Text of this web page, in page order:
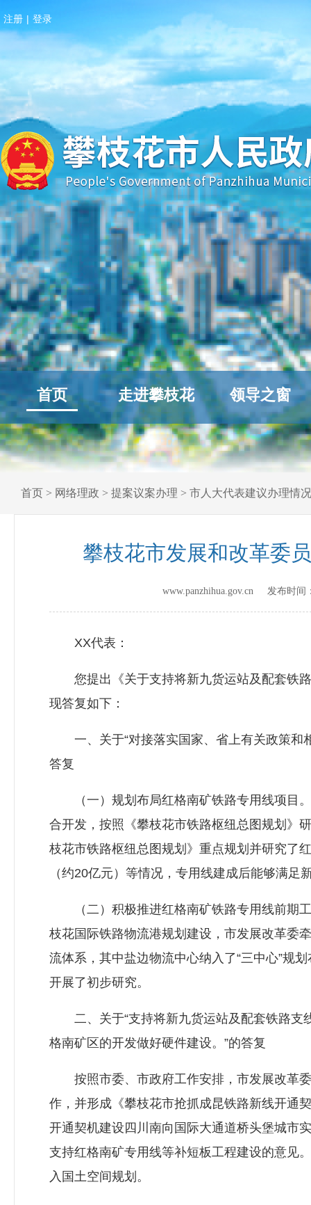
注册 | 登录
首页 走进攀枝花 领导之窗
首页 > 网络理政 > 提案议案办理 > 市人大代表建议办理情况
攀枝花市发展和改革委
www.panzhihua.gov.cn 发布时间
XX代表：
您提出《关于支持将新九货运站及配套铁路
现答复如下：
一、关于“对接落实国家、省上有关政策和
答复
（一）规划布局红格南矿铁路专用线项目。
合开发，按照《攀枝花市铁路枢纽总图规划》
枝花市铁路枢纽总图规划》重点规划并研究了
（约20亿元）等情况，专用线建成后能够满
（二）积极推进红格南矿铁路专用线前期工
枝花国际铁路物流港规划建设，市发展改革委
流体系，其中盐边物流中心纳入了“三中心”规
开展了初步研究。
二、关于“支持将新九货运站及配套铁路支
格南矿区的开发做好硬件建设。”的答复
按照市委、市政府工作安排，市发展改革委
作，并形成《攀枝花市抢抓成昆铁路新线开通
开通契机建设四川南向国际大通道桥头堡城市
支持红格南矿专用线等补短板工程建设的意见
入国土空间规划。